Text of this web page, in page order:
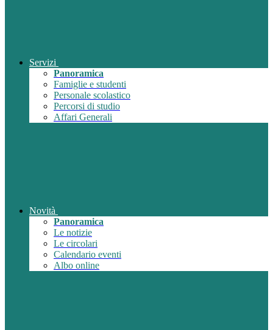
Servizi
Panoramica
Famiglie e studenti
Personale scolastico
Percorsi di studio
Affari Generali
Novità
Panoramica
Le notizie
Le circolari
Calendario eventi
Albo online